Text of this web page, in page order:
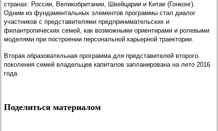
странах: России, Великобритании, Швейцарии и Китае (Гонконг).
Одним из фундаментальных элементов программы стал диалог
участников с представителями предпринимательских и
филантропических семей, как возможными ориентирами и ролевыми
моделями при построении персональной карьерной траектории.
Вторая образовательная программа для представителей второго
поколения семей владельцев капиталов запланирована на лето 2016
года.
Поделиться материалом